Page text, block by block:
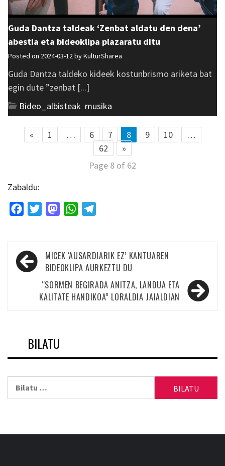
Guda Dantza taldeak ‘Zenbat aldatu den dena’
abestia eta bideoklipa plazaratu ditu
Posted on 2024-03-12 byKulturSharea
Guda Dantza taldeko kideek kostunbrismo ariketa bat
egin dute ”zenbat [...]
Bideo_albisteak musika
« 1 … 6 7 8 9 10
…
62
»
Page 8 of 62
Zabaldu:
FacebookTwitterMastodonWhatsApp
Bidalketetan
zehar
nabigatu
MICEK ‘AUSARDIARIK EZ’ KANTUAREN
BIDEOKLIPA AURKEZTU DU
“SORMEN BEGIRADA ANITZA, LANDUA ETA
KALITATE HANDIKOA” LORALDIA JAIALDIAN
BILATU